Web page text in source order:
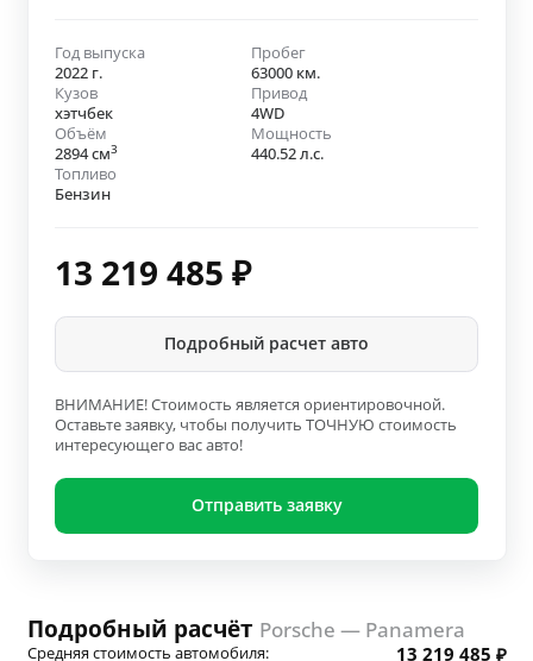
Год выпуска
2022 г.
Пробег
63000 км.
Кузов
хэтчбек
Привод
4WD
Объём
2894 см3
Мощность
440.52 л.с.
Топливо
Бензин
13 219 485 ₽
Подробный расчет авто
ВНИМАНИЕ! Стоимость является ориентировочной.
Оставьте заявку, чтобы получить ТОЧНУЮ стоимость
интересующего вас авто!
Отправить заявку
Подробный расчёт Porsche — Panamera
Средняя стоимость автомобиля: 13 219 485 ₽